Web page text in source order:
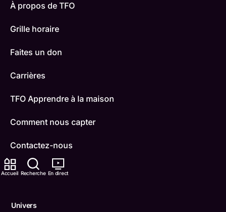
Accueil Recherche En direct
Univers
À propos de TFO
Grille horaire
Faites un don
Carrières
TFO Apprendre à la maison
Comment nous capter
Contactez-nous
ONFR